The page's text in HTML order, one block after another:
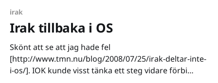
irak
Irak tillbaka i OS
Skönt att se att jag hade fel
[http://www.tmn.nu/blog/2008/07/25/irak-deltar-inte-
i-os/]. IOK kunde visst tänka ett steg vidare förbi